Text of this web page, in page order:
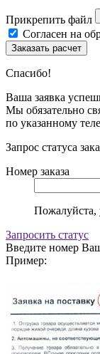
Прикрепить файл
Согласен на
Спасибо!
Ваша заявка
Мы обязательно
по указанному
Запрос статуса
Номер заказа
Пожалуйста,
Запросить статус
Введите номер
Пример: